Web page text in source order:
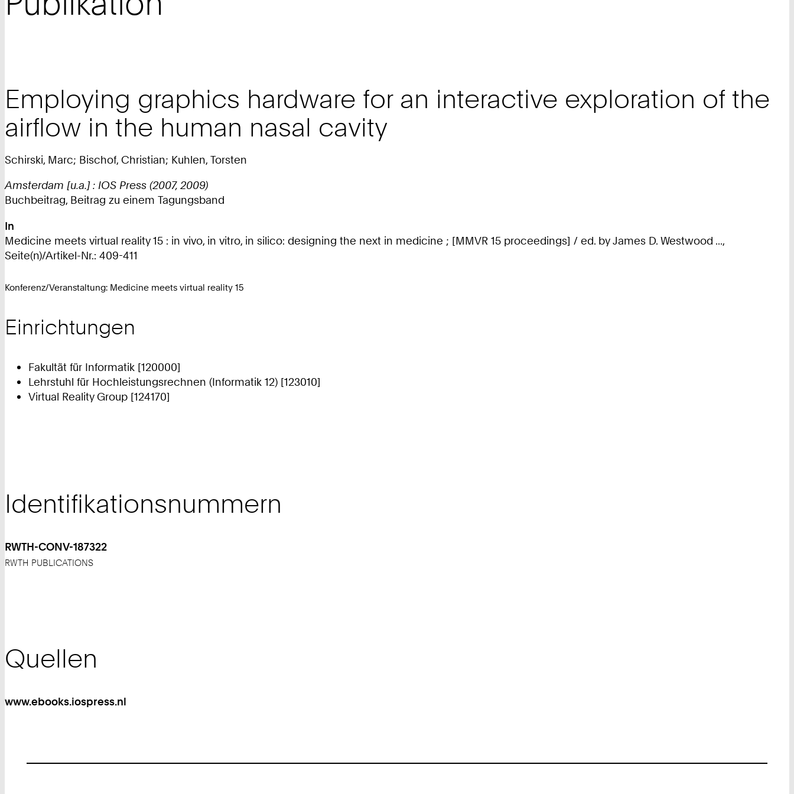
Employing graphics hardware for an interactive exploration of the
airflow in the human nasal cavity
Schirski, Marc; Bischof, Christian; Kuhlen, Torsten
Amsterdam [u.a.] : IOS Press (2007, 2009)
Buchbeitrag, Beitrag zu einem Tagungsband
In
Medicine meets virtual reality 15 : in vivo, in vitro, in silico: designing the next in medicine ; [MMVR 15 proceedings] / ed. by James D. Westwood ...,
Seite(n)/Artikel-Nr.: 409-411
Konferenz/Veranstaltung: Medicine meets virtual reality 15
Einrichtungen
Fakultät für Informatik [120000]
Lehrstuhl für Hochleistungsrechnen (Informatik 12) [123010]
Virtual Reality Group [124170]
Identifikationsnummern
RWTH-CONV-187322
RWTH PUBLICATIONS
Quellen
www.ebooks.iospress.nl